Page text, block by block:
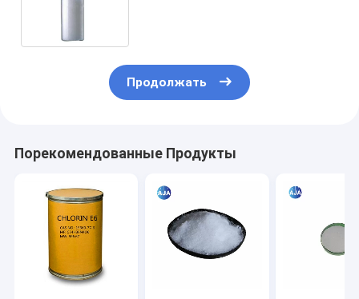
Продолжать
Порекомендованные Продукты